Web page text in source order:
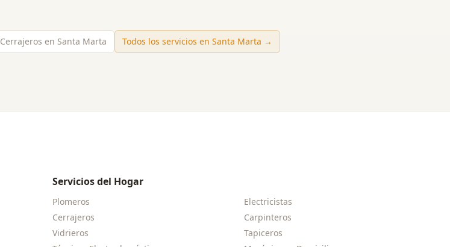
Cerrajeros en Santa Marta Todos los servicios en Santa Marta →
Servicios del Hogar
Plomeros
Electricistas
Cerrajeros
Carpinteros
Vidrieros
Tapiceros